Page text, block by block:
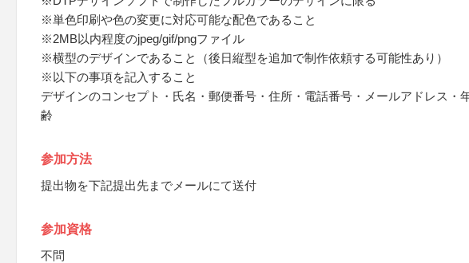
※単色印刷や色の変更に対応可能な配色であること
※2MB以内程度のjpeg/gif/pngファイル
※横型のデザインであること（後日縦型を追加で制作依頼する可能性あり）
※以下の事項を記入すること
デザインのコンセプト・氏名・郵便番号・住所・電話番号・メールアドレス・
齢
参加方法
提出物を下記提出先までメールにて送付
参加資格
不問